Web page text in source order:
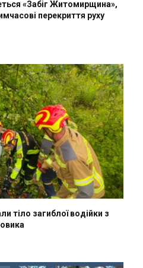
«Забіг Житомирщина»,
перекриття руху
тіло загиблої водійки з